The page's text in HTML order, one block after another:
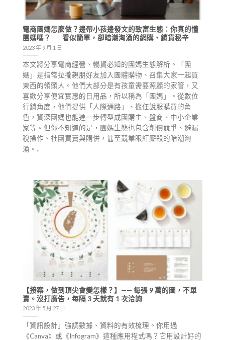
電商團媽怎麼做？邊帶小孩邊發文的致富生態：你真的懂
團媽嗎？── 看似簡單，卻暗潮洶湧的網購、銷貨秘辛
2023 年 9 月 1 日
本文將分享電商經營、暢貨必知的團媽生態解析。「團
媽」是指常拉攏親朋好友加入團體購物、召集大家一起買
東西的領頭人。他們大部分是有孩童需要照顧的家管，又
喜歡分享便宜實惠的日用品，所以稱為「團媽」。從數位
行銷角度，他們提供「人際通路」、擔任說服購買的角
色，資深團媽也能進一步轉型成團購主、盤商、中小企業
家等。但你不知道的是，團媽生態也包含削價競爭、避漏
稅操作、社團買賣與購併，甚至競業眼紅廝殺的暗潮洶
湧。..
【接案，做到頂尖會變怎樣？】—— 每張 9 萬的圖，不單
賣。沒打廣告，每隔 3 天就有 1 次洽詢
2023 年 5 月 27 日
「資訊設計」強調數據、資料的有效梳理。你用過
《Canva》或《Infogram》這種應用程式嗎？它用設計好的